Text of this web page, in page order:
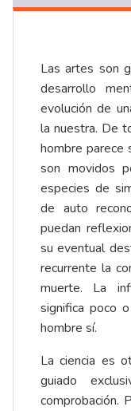
Las artes son
desarrollo
evolución de
la nuestra. De
hombre parece
son movidos
especies de
de auto
puedan
su eventual
recurrente la
muerte. La
significa poco
hombre sí.
La ciencia es
guiado
comprobación.